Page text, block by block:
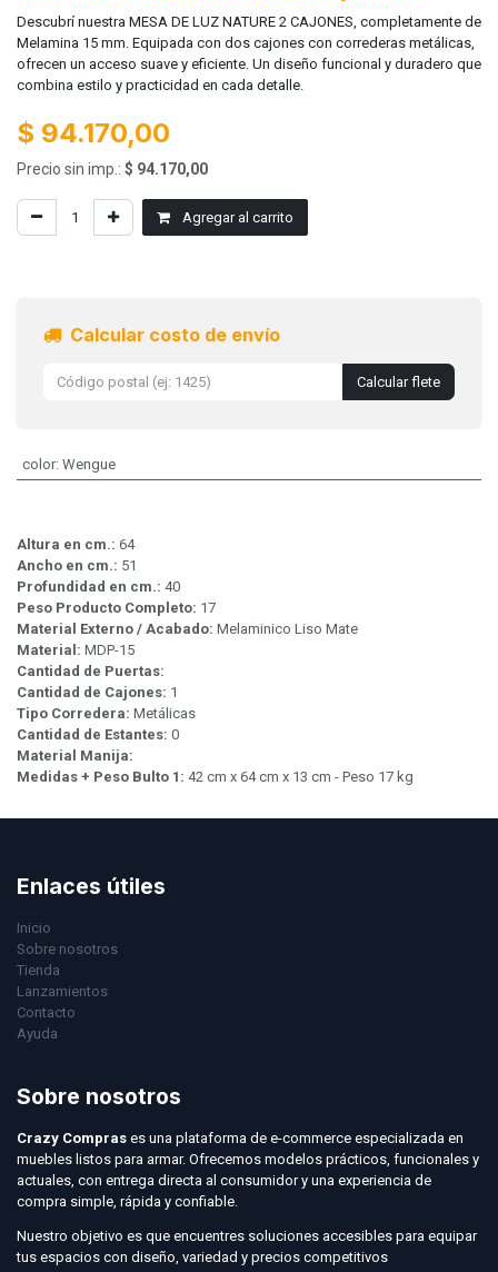
Descubrí nuestra MESA DE LUZ NATURE 2 CAJONES, completamente de
Melamina 15 mm. Equipada con dos cajones con correderas metálicas,
ofrecen un acceso suave y eficiente. Un diseño funcional y duradero que
combina estilo y practicidad en cada detalle.
$ 94.170,00
Precio sin imp.: $ 94.170,00
Agregar al carrito
Calcular costo de envío
Calcular flete
color: Wengue
Altura en cm.: 64
Ancho en cm.: 51
Profundidad en cm.: 40
Peso Producto Completo: 17
Material Externo / Acabado: Melaminico Liso Mate
Material: MDP-15
Cantidad de Puertas:
Cantidad de Cajones: 1
Tipo Corredera: Metálicas
Cantidad de Estantes: 0
Material Manija:
Medidas + Peso Bulto 1: 42 cm x 64 cm x 13 cm - Peso 17 kg
Enlaces útiles
Inicio
Sobre nosotros
Tienda
Lanzamientos
Contacto
Ayuda
Sobre nosotros
Crazy Compras es una plataforma de e-commerce especializada en
muebles listos para armar. Ofrecemos modelos prácticos, funcionales y
actuales, con entrega directa al consumidor y una experiencia de
compra simple, rápida y confiable.
Nuestro objetivo es que encuentres soluciones accesibles para equipar
tus espacios con diseño, variedad y precios competitivos